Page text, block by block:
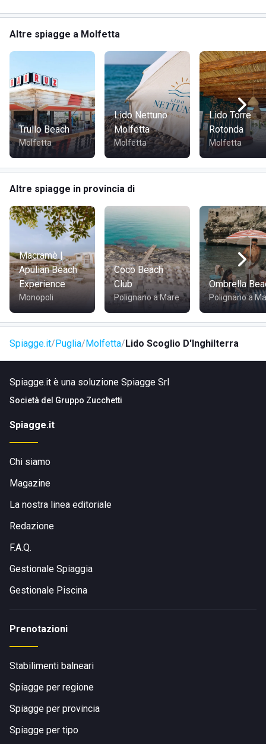
spettacoli musicali per intrattenere i turisti ed apre le porte
anche ai piccoli animali domestici, così da offrire anche a
Altre spiagge a Molfetta
Trullo Beach
Molfetta
Lido Nettuno
Molfetta
Molfetta
Lido Torre
Rotonda
Molfetta
Altre spiagge in provincia di
Macramè |
Apulian Beach
Experience
Monopoli
Coco Beach
Club
Polignano a Mare
Ombrella
Polignano a
Spiagge.it Puglia Molfetta Lido Scoglio D'Inghilterra
Spiagge.it è una soluzione Spiagge Srl
Società del Gruppo Zucchetti
Spiagge.it
Chi siamo
Magazine
La nostra linea editoriale
Redazione
F.A.Q.
Gestionale Spiaggia
Gestionale Piscina
Prenotazioni
Stabilimenti balneari
Spiagge per regione
Spiagge per provincia
Spiagge per tipo